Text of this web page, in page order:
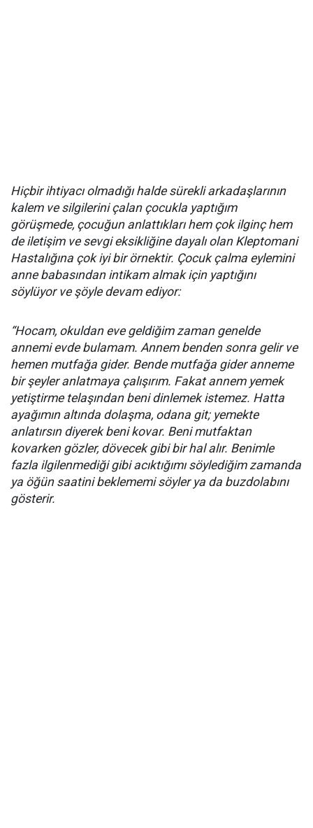
Hiçbir ihtiyacı olmadığı halde sürekli arkadaşlarının
kalem ve silgilerini çalan çocukla yaptığım
görüşmede, çocuğun anlattıkları hem çok ilginç hem
de iletişim ve sevgi eksikliğine dayalı olan Kleptomani
Hastalığına çok iyi bir örnektir. Çocuk çalma eylemini
anne babasından intikam almak için yaptığını
söylüyor ve şöyle devam ediyor:
“Hocam, okuldan eve geldiğim zaman genelde
annemi evde bulamam. Annem benden sonra gelir ve
hemen mutfağa gider. Bende mutfağa gider anneme
bir şeyler anlatmaya çalışırım. Fakat annem yemek
yetiştirme telaşından beni dinlemek istemez. Hatta
ayağımın altında dolaşma, odana git; yemekte
anlatırsın diyerek beni kovar. Beni mutfaktan
kovarken gözler, dövecek gibi bir hal alır. Benimle
fazla ilgilenmediği gibi acıktığımı söylediğim zamanda
ya öğün saatini beklememi söyler ya da buzdolabını
gösterir.